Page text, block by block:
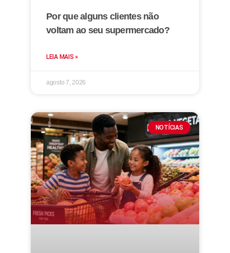
Por que alguns clientes não
voltam ao seu supermercado?
LEIA MAIS »
agosto 7, 2026
NOTÍCIAS